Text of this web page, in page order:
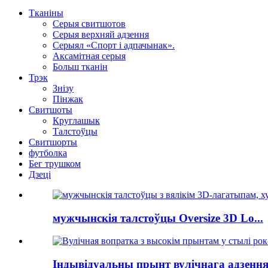
Тканіны
Серыя свитшотов
Серыя верхняй адзення
Серыял «Спорт і адпачынак».
Аксамітная серыя
Больш тканін
Трэк
Знізу
Пінжак
Свитшоты
Круглашык
Талстоўцы
Свитшорты
футболка
Бег трушком
Дзеці
мужчынскія талстоўцы Oversize 3D Lo...
Індывідуальны прынт вулічнага